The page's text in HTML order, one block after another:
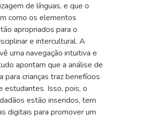
de línguas, e que o
como os elementos
apropriados para o
e intercultural. A
uma navegação intuitiva e
apontam que a análise de
crianças traz benefícios
estudantes. Isso, pois, o
estão inseridos, tem
digitais para promover um